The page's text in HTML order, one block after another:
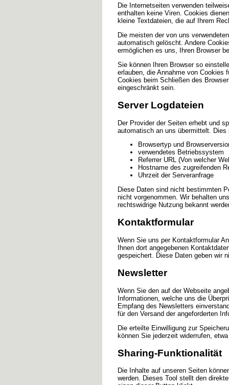
Die Internetseiten verwenden
enthalten keine Viren. Cookies
kleine Textdateien, die auf Ihrem
Die meisten der von uns
automatisch gelöscht. Andere
ermöglichen es uns, Ihren Browser
Sie können Ihren Browser so
erlauben, die Annahme von Cookies
Cookies beim Schließen des
eingeschränkt sein.
Server Logdateien
Der Provider der Seiten erhebt und
automatisch an uns übermittelt. Dies
Browsertyp und
verwendetes Betriebssystem
Referrer URL (Von welcher
Hostname des zugreifenden
Uhrzeit der Serveranfrage
Diese Daten sind nicht bestimmten
nicht vorgenommen. Wir behalten
rechtswidrige Nutzung bekannt
Kontaktformular
Wenn Sie uns per Kontaktformular
Ihnen dort angegebenen
gespeichert. Diese Daten geben wir
Newsletter
Wenn Sie den auf der Webseite
Informationen, welche uns die
Empfang des Newsletters
für den Versand der angeforderten
Die erteilte Einwilligung zur
können Sie jederzeit widerrufen,
Sharing-Funktionalität
Die Inhalte auf unseren Seiten
werden. Dieses Tool stellt den